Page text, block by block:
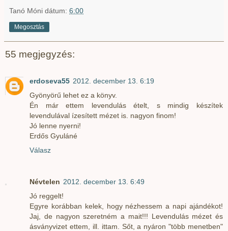
Tanó Móni dátum: 6:00
Megosztás
55 megjegyzés:
erdoseva55 2012. december 13. 6:19
Gyönyörű lehet ez a könyv.
Én már ettem levendulás ételt, s mindig készítek
levendulával ízesített mézet is. nagyon finom!
Jó lenne nyerni!
Erdős Gyuláné
Válasz
Névtelen 2012. december 13. 6:49
Jó reggelt!
Egyre korábban kelek, hogy nézhessem a napi ajándékot!
Jaj, de nagyon szeretném a mait!!! Levendulás mézet és
ásványvizet ettem, ill. ittam. Sőt, a nyáron "több menetben"